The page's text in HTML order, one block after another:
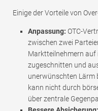
Einige der Vorteile von
Anpassung: OTC-
zwischen zwei
Marktteilnehmern auf
zugeschnitten und
unerwünschten Lärm
kann nicht durch
über zentrale